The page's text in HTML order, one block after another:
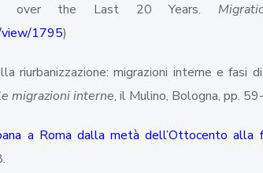
over the Last 20 Years.
1795)
riurbanizzazione: migrazioni interne e fasi
migrazioni interne, il Mulino, Bologna, pp.
a Roma dalla metà dell’Ottocento